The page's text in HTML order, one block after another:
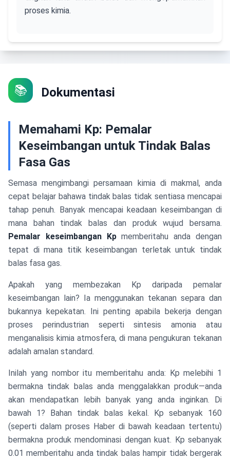
proses kimia.
📚 Dokumentasi
Memahami Kp: Pemalar
Keseimbangan untuk Tindak Balas
Fasa Gas
Semasa mengimbangi persamaan kimia di makmal, anda
cepat belajar bahawa tindak balas tidak sentiasa mencapai
tahap penuh. Banyak mencapai keadaan keseimbangan di
mana bahan tindak balas dan produk wujud bersama.
Pemalar keseimbangan Kpmemberitahu anda dengan
tepat di mana titik keseimbangan terletak untuk tindak
balas fasa gas.
Apakah yang membezakan Kp daripada pemalar
keseimbangan lain? Ia menggunakan tekanan separa dan
bukannya kepekatan. Ini penting apabila bekerja dengan
proses perindustrian seperti sintesis amonia atau
menganalisis kimia atmosfera, di mana pengukuran tekanan
adalah amalan standard.
Inilah yang nombor itu memberitahu anda: Kp melebihi 1
bermakna tindak balas anda menggalakkan produk—anda
akan mendapatkan lebih banyak yang anda inginkan. Di
bawah 1? Bahan tindak balas kekal. Kp sebanyak 160
(seperti dalam proses Haber di bawah keadaan tertentu)
bermakna produk mendominasi dengan kuat. Kp sebanyak
0.01 memberitahu anda tindak balas hampir tidak bergerak